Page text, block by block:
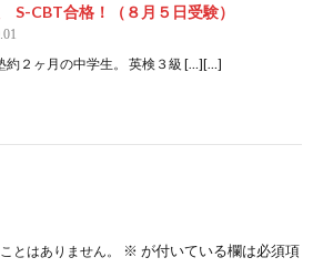
S-CBT合格！（８月５日受験）
約２ヶ月の中学生。 英検３級 […][…]
とはありません。 ※ が付いている欄は必須項